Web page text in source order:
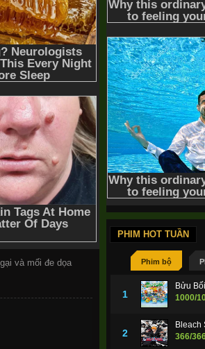
và mối đe dọa
PHIM HOT TUẦN
Phim bộ
1
Bửu
1000/
2
Bleach
366/